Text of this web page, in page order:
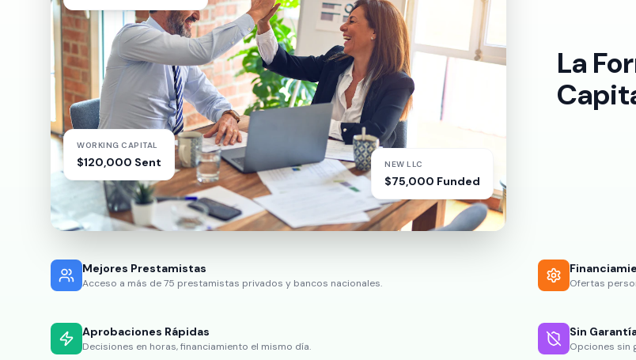
WORKING CAPITAL
$120,000 Sent NEW LLC
$75,000 Funded
La
Mejores Prestamistas
Acceso a más de 75 prestamistas privados y bancos nacionales. Ofertas
Aprobaciones Rápidas
Decisiones en horas, financiamiento el mismo día.
Sin
Opciones sin